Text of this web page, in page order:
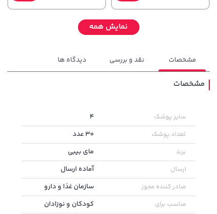
2,579,000 تومان
3,880,000
1,109,000 تومان
نمایش همه
مشخصات نقد و بررسی دیدگاه ها
مشخصات
سایز پوشک 4
تعداد پوشک 30 عدد
برند مای بیبی
ارسال آماده ارسال
صادر کننده مجوز سازمان غذا و دارو
مناسب برای کودکان و نوزادان